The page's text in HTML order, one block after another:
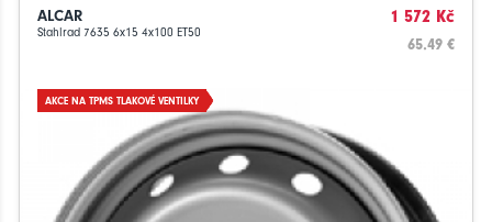
ALCAR
Stahlrad 7635 6x15 4x100 ET50
1 572 Kč
65.49 €
AKCE NA TPMS TLAKOVÉ VENTILKY